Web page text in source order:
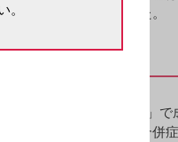
そうだ。詳しく聞いた。
「チームによる総合力」で
るか、そして術後に合併
。